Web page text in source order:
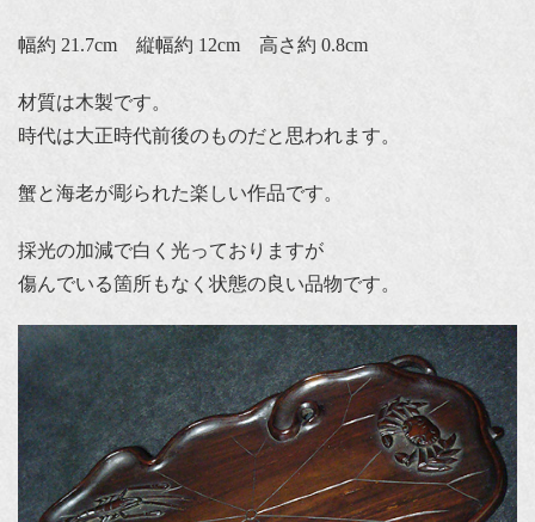
幅約 21.7cm 縦幅約 12cm 高さ約 0.8cm
材質は木製です。
時代は大正時代前後のものだと思われます。
蟹と海老が彫られた楽しい作品です。
採光の加減で白く光っておりますが
傷んでいる箇所もなく状態の良い品物です。